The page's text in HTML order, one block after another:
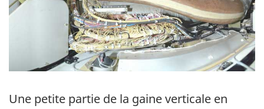
Une petite partie de la gaine verticale en